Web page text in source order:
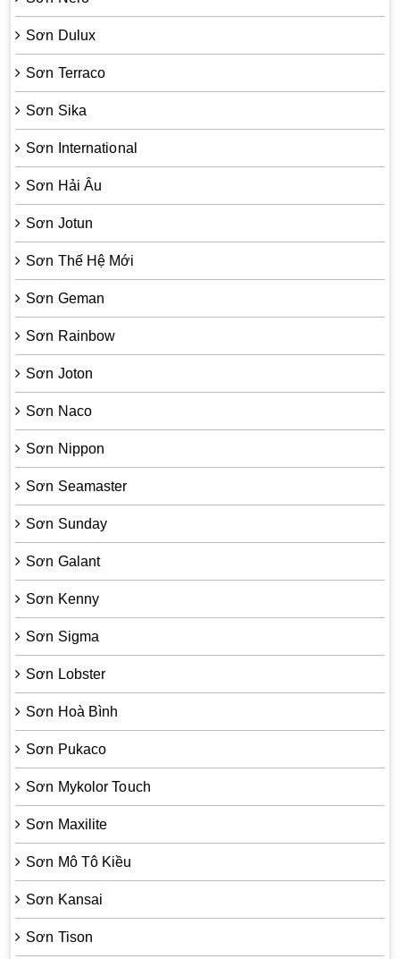
Sơn Dulux
Sơn Terraco
Sơn Sika
Sơn International
Sơn Hải Âu
Sơn Jotun
Sơn Thế Hệ Mới
Sơn Geman
Sơn Rainbow
Sơn Joton
Sơn Naco
Sơn Nippon
Sơn Seamaster
Sơn Sunday
Sơn Galant
Sơn Kenny
Sơn Sigma
Sơn Lobster
Sơn Hoà Bình
Sơn Pukaco
Sơn Mykolor Touch
Sơn Maxilite
Sơn Mô Tô Kiều
Sơn Kansai
Sơn Tison